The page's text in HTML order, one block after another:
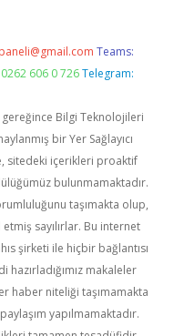
Teams:
606 0 726 Telegram:
gereğince Bilgi Teknolojileri
bir Yer Sağlayıcı
sitedeki içerikleri proaktif
bulunmamaktadır.
taşımakta olup,
sayılırlar. Bu internet
şirketi ile hiçbir bağlantısı
hazırladığımız makaleler
haber niteliği taşımamakta
yapılmamaktadır.